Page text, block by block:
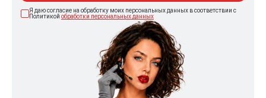
Я даю согласие на обработку моих персональных данных в соответствии с
Политикой обработки персональных данных